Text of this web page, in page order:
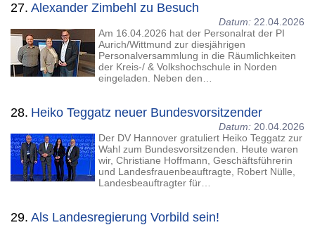
27. Alexander Zimbehl zu Besuch
Datum: 22.04.2026
Am 16.04.2026 hat der Personalrat der PI
Aurich/Wittmund zur diesjährigen
Personalversammlung in die Räumlichkeiten
der Kreis-/ & Volkshochschule in Norden
eingeladen. Neben den…
28. Heiko Teggatz neuer Bundesvorsitzender
Datum: 20.04.2026
Der DV Hannover gratuliert Heiko Teggatz zur
Wahl zum Bundesvorsitzenden. Heute waren
wir, Christiane Hoffmann, Geschäftsführerin
und Landesfrauenbeauftragte, Robert Nülle,
Landesbeauftragter für…
29. Als Landesregierung Vorbild sein!